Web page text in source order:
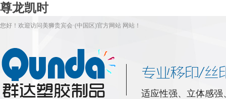
尊龙凯时
您好！欢迎访问美狮贵宾会·(中国区)官方网站 网站！
适应性强、立体感